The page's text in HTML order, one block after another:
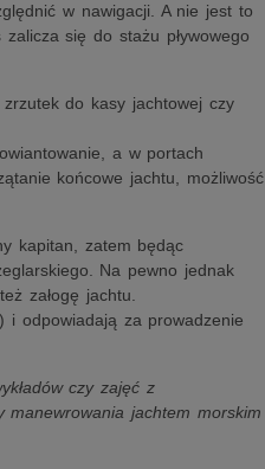
w nawigacji. A nie jest to
się do stażu pływowego
do kasy jachtowej czy
a w portach
końcowe jachtu, możliwość
kapitan, zatem będąc
Na pewno jednak
załogę jachtu.
i odpowiadają za prowadzenie
czy zajęć z
jachtem morskim